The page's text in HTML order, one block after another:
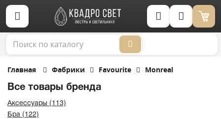
Корзина (0)
Главная Фабрики Favourite Monreal
Все товары бренда
Аксессуары (113)
Бра (122)